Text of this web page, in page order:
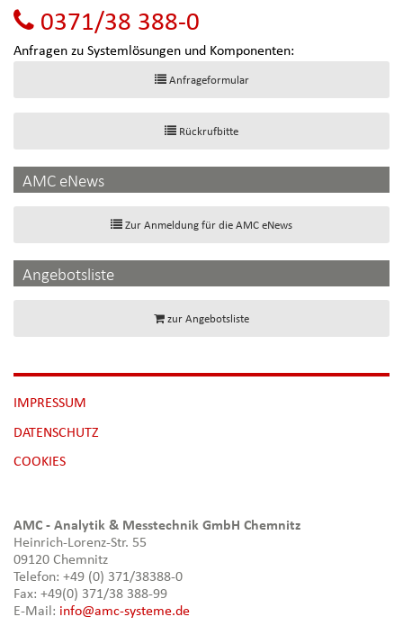
0371/38 388-0
Anfragen zu Systemlösungen und Komponenten:
Anfrageformular
Rückrufbitte
AMC eNews
Zur Anmeldung für die AMC eNews
Angebotsliste
zur Angebotsliste
NAVIGATION
ÜBERSPRINGEN
IMPRESSUM
DATENSCHUTZ
[NBSP]
COOKIES
AMC - Analytik & Messtechnik GmbH Chemnitz
Heinrich-Lorenz-Str. 55
09120 Chemnitz
Telefon: +49 (0) 371/38388-0
Fax: +49(0) 371/38 388-99
E-Mail: info@amc-systeme.de